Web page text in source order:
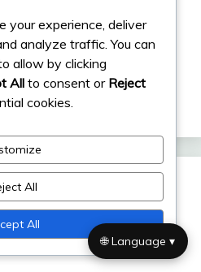
historie, Vývoj mládeže,
your experience, deliver
analyze traffic. You can
allow by clicking
All to consent or Reject
cookies.
All
All
🌐 Language ▾